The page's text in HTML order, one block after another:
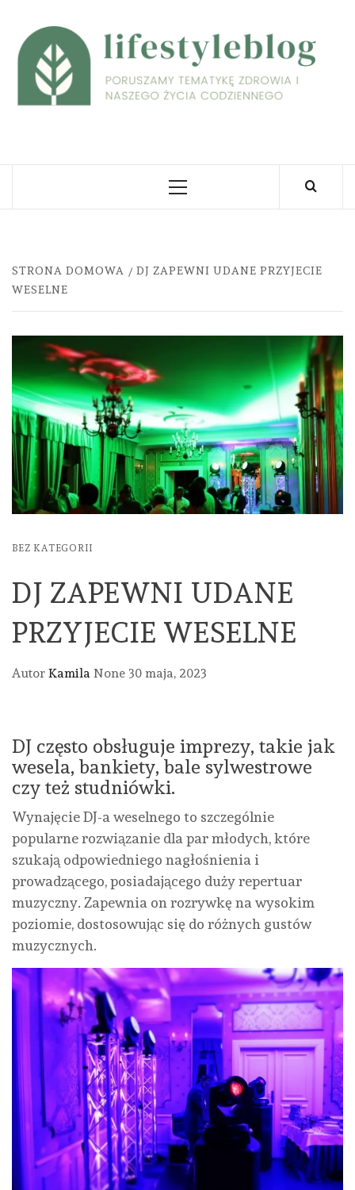
content
Primary
STRONA DOMOWA
DJ ZAPEWNI UDANE PRZYJECIE
WESELNE
BEZ KATEGORII
DJ ZAPEWNI UDANE
PRZYJECIE WESELNE
Autor Kamila None 30 maja, 2023
DJ często obsługuje imprezy, takie jak
wesela, bankiety, bale sylwestrowe
czy też studniówki.
Wynajęcie DJ-a weselnego to szczególnie
popularne rozwiązanie dla par młodych, które
szukają odpowiedniego nagłośnienia i
prowadzącego, posiadającego duży repertuar
muzyczny. Zapewnia on rozrywkę na wysokim
poziomie, dostosowując się do różnych gustów
muzycznych.